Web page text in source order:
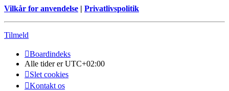
Vilkår for anvendelse | Privatlivspolitik
Tilmeld
Boardindeks
Alle tider erUTC+02:00
Slet cookies
Kontakt os